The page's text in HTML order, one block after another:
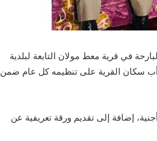
في قرية معط مولان التابعة لبلدية
دأب سكان القرية على تنظيمه كل عام ضمن
إضافة إلى تقديم ورقة تعريفية عن